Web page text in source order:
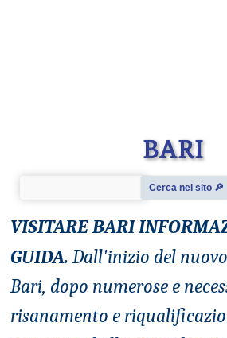
BARI
Cerca nel sito 🔎︎
VISITARE BARI
GUIDA. Dall'inizio del
Bari, dopo numerose e
risanamento e